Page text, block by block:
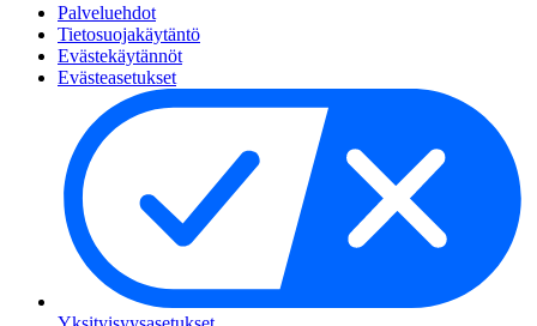
Palveluehdot
Tietosuojakäytäntö
Evästekäytännöt
Evästeasetukset